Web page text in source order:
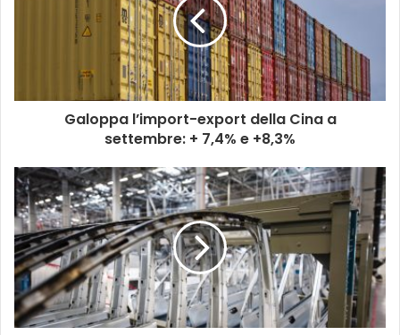
Galoppa l’import-export della Cina a
settembre: + 7,4% e +8,3%